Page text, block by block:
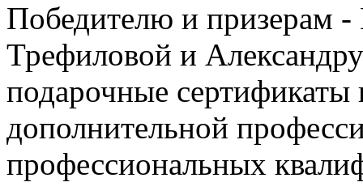
Победителю и призерам
Трефиловой и
подарочные сертификаты
дополнительной
профессиональных